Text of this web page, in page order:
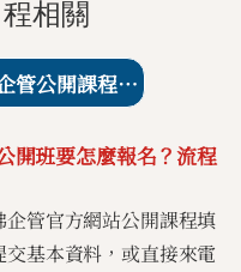
程相關
哈佛企管公開課程課表
開班要怎麼報名？流程
管官方網站公開課程填
交基本資料，或直接來電